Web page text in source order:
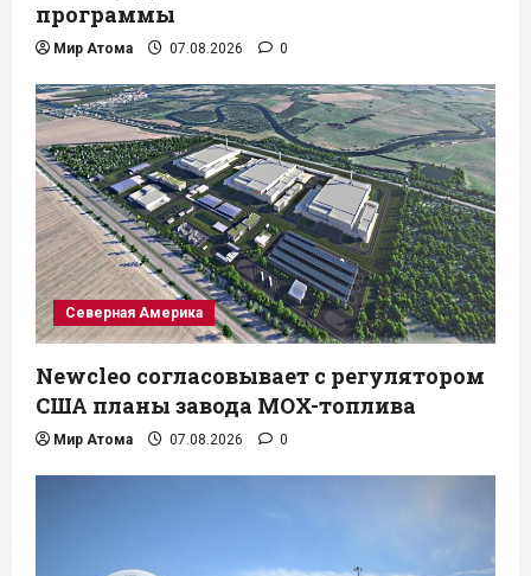
программы
Мир Атома 07.08.2026 0
Северная Америка
Newcleo согласовывает с регулятором
США планы завода MOX-топлива
Мир Атома 07.08.2026 0